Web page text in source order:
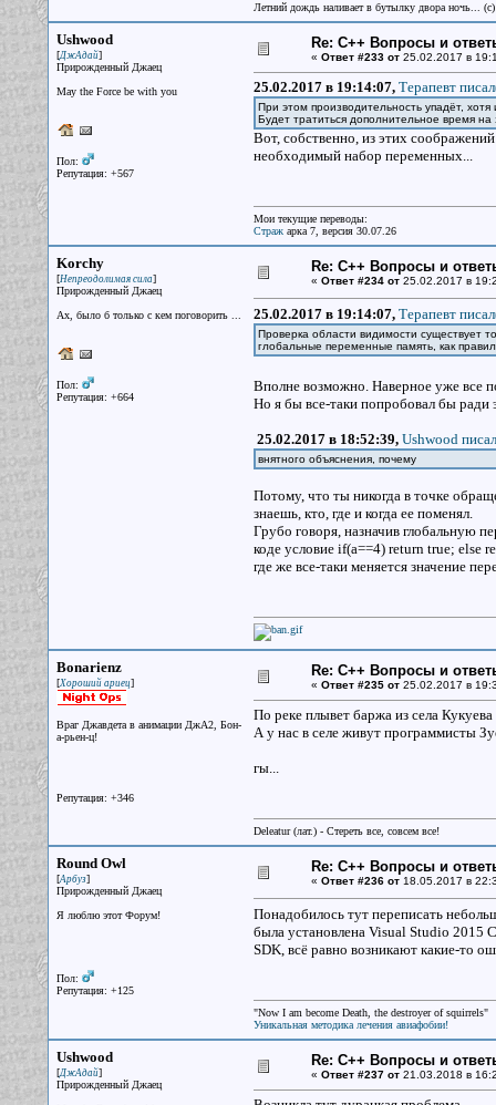
Летний дождь наливает в бутылку двора ночь...
Ushwood
[ДжАдай]
Прирожденный Джаец
May the Force be with you
Пол:
Репутация: +567
Re: С++ Вопросы и
« Ответ #233 от25.02.2017 в
25.02.2017 в 19:14:07, Терапевт
При этом производительность упадёт,
Будет тратиться дополнительное время
Вот, собственно, из этих
необходимый набор переменных...
Мои текущие переводы:
Стражарка 7, версия 30.07.26
Korchy
[Непреодолимая сила]
Прирожденный Джаец
Ах, было б только с кем поговорить ...
Пол:
Репутация: +664
Re: С++ Вопросы и
« Ответ #234 от25.02.2017 в
25.02.2017 в 19:14:07, Терапевт
Проверка области видимости существует
глобальные переменные память, как
Вполне возможно. Наверное уже все
Но я бы все-таки попробовал бы ради
25.02.2017 в 18:52:39, Ushwood
внятного объяснения, почему
Потому, что ты никогда в точке
знаешь, кто, где и когда ее поменял.
Грубо говоря, назначив глобальную
коде условие if(a==4) return true; else
где же все-таки меняется значение
Bonarienz
[Хороший ариец]
Враг Джавдета в анимации ДжА2, Бон-
а-рьен-ц!
Репутация: +346
Re: С++ Вопросы и
« Ответ #235 от25.02.2017 в
По реке плывет баржа из села Кукуева
А у нас в селе живут программисты
гы...
Deleatur (лат.) - Стереть все, совсем все!
Round Owl
[Арбуз]
Прирожденный Джаец
Я люблю этот Форум!
Пол:
Репутация: +125
Re: С++ Вопросы и
« Ответ #236 от18.05.2017 в
Понадобилось тут переписать
была установлена Visual Studio 2015
SDK, всё равно возникают какие-то
"Now I am become Death, the destroyer of squirrels"
Уникальная методика лечения авиафобии!
Ushwood
[ДжАдай]
Прирожденный Джаец
Re: С++ Вопросы и
« Ответ #237 от21.03.2018 в